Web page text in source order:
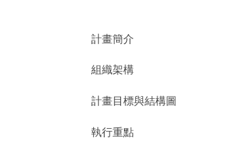
計畫簡介
組織架構
計畫目標與結構圖
執行重點